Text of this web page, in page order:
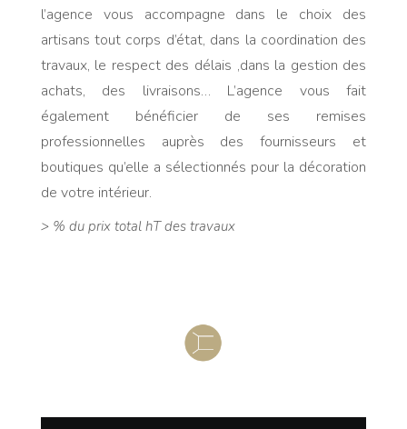
l’agence vous accompagne dans le choix des
artisans tout corps d’état, dans la coordination des
travaux, le respect des délais ,dans la gestion des
achats, des livraisons… L’agence vous fait
également bénéficier de ses remises
professionnelles auprès des fournisseurs et
boutiques qu’elle a sélectionnés pour la décoration
de votre intérieur.
> % du prix total hT des travaux